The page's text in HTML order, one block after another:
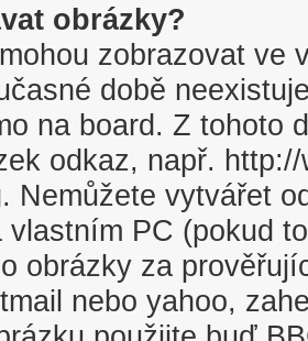
obrázky?
zobrazovat ve
době
na board. Z tohoto
odkaz, např.
Nemůžete vytvářet
vlastním PC (pokud
obrázky za
nebo yahoo,